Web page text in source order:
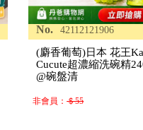
No. 42112121906
(麝香葡萄)日本 花王
Cucute超濃縮洗碗精
@碗盤清
非會員：＄55